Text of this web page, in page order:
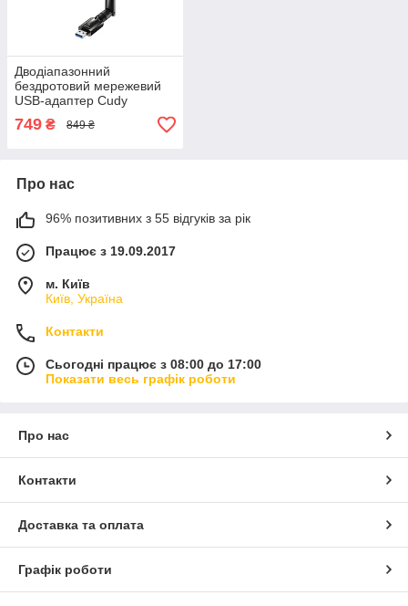
Дводіапазонний
бездротовий мережевий
USB-адаптер Cudy
WU1400 WiFi 5,
швидкісний Wi-Fi приймач
749 ₴ 849 ₴
Про нас
96% позитивних з 55 відгуків за рік
Працює з 19.09.2017
м. Київ
Київ, Україна
Контакти
Сьогодні працює з 08:00 до 17:00
Показати весь графік роботи
Про нас
Контакти
Доставка та оплата
Графік роботи